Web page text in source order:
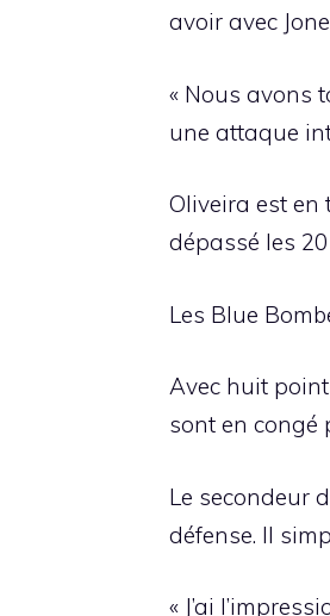
avoir avec
« Nous avons
une attaque
Oliveira est en
dépassé les
Les Blue
Avec huit
sont en congé
Le secondeur
défense. Il
« J’ai